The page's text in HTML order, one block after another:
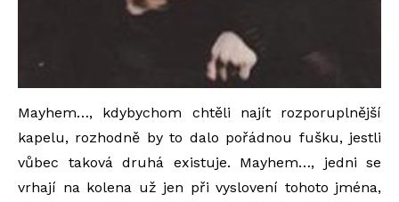
Mayhem…, kdybychom chtěli najít rozporuplnější
kapelu, rozhodně by to dalo pořádnou fušku, jestli
vůbec taková druhá existuje. Mayhem…, jedni se
vrhají na kolena už jen při vyslovení tohoto jména,